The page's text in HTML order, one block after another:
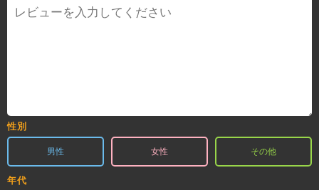
性別
男性 女性 その他
年代